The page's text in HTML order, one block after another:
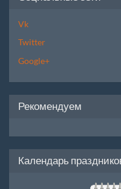
Vk
Twitter
Google+
Рекомендуем
Календарь